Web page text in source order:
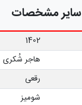
سایر مشخصات
1402
هاجر شُکری
رقعی
شومیز